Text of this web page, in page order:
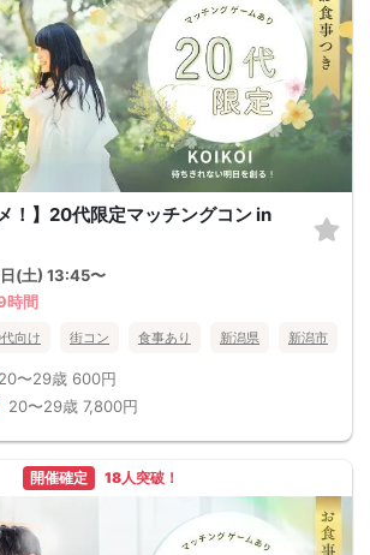
！】20代限定マッチングコン in
(土) 13:45〜
時間
向け 街コン 食事あり 新潟県 新潟市
20〜29歳 600円
20〜29歳 7,800円
開催確定 18人突破！